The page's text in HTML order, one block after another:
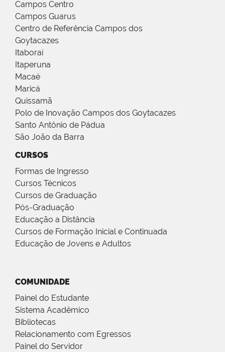
Campos Centro
Campos Guarus
Centro de Referência Campos dos
Goytacazes
Itaboraí
Itaperuna
Macaé
Maricá
Quissamã
Polo de Inovação Campos dos Goytacazes
Santo Antônio de Pádua
São João da Barra
CURSOS
Formas de Ingresso
Cursos Técnicos
Cursos de Graduação
Pós-Graduação
Educação a Distância
Cursos de Formação Inicial e Continuada
Educação de Jovens e Adultos
COMUNIDADE
Painel do Estudante
Sistema Acadêmico
Bibliotecas
Relacionamento com Egressos
Painel do Servidor